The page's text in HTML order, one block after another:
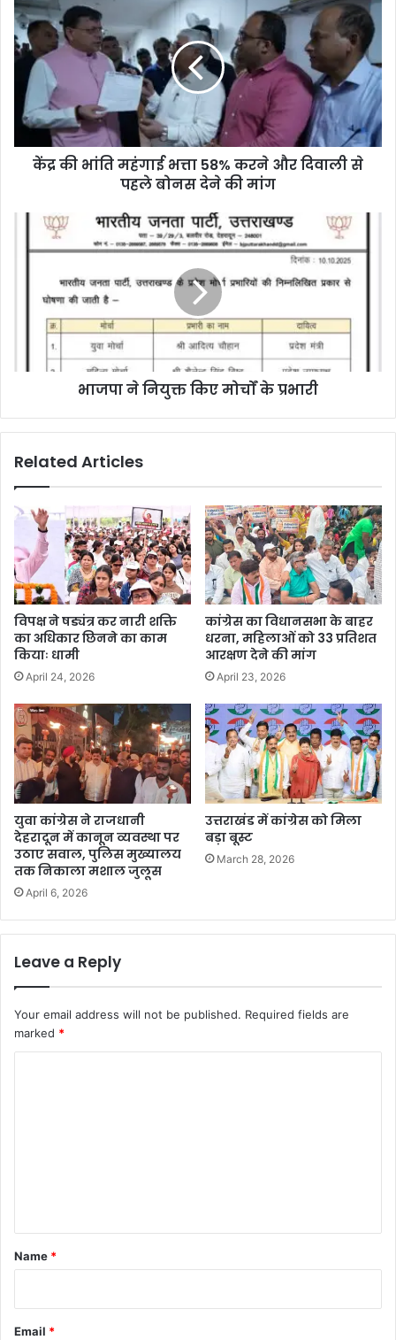
केंद्र की भांति महंगाई भत्ता 58% करने और दिवाली से
पहले बोनस देने की मांग
भाजपा ने नियुक्त किए मोर्चों के प्रभारी
Related Articles
विपक्ष ने षड्यंत्र कर नारी शक्ति
का अधिकार छिनने का काम
कियाः धामी
April 24, 2026
कांग्रेस का विधानसभा के बाहर
धरना, महिलाओं को 33 प्रतिशत
आरक्षण देने की मांग
April 23, 2026
युवा कांग्रेस ने राजधानी
देहरादून में कानून व्यवस्था पर
उठाए सवाल, पुलिस मुख्यालय
तक निकाला मशाल जुलूस
April 6, 2026
उत्तराखंड में कांग्रेस को मिला
बड़ा बूस्ट
March 28, 2026
Leave a Reply
Your email address will not be published. Required fields are
marked *
*
Name *
Email *